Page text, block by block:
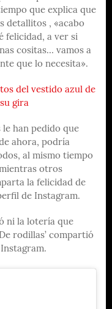
que explica que
detallitos , «acabo
felicidad, a ver si
cositas… vamos a
que lo necesita».
del vestido azul de
gira
le han pedido que
ahora, podría
al mismo tiempo
otros
la felicidad de
de Instagram.
ni la lotería que
rodillas’ compartió